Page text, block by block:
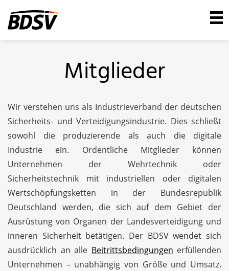
Mitglieder
Wir verstehen uns als Industrieverband der deutschen
Sicherheits- und Verteidigungsindustrie. Dies schließt
sowohl die produzierende als auch die digitale
Industrie ein. Ordentliche Mitglieder können
Unternehmen der Wehrtechnik oder
Sicherheitstechnik mit industriellen oder digitalen
Wertschöpfungsketten in der Bundesrepublik
Deutschland werden, die sich auf dem Gebiet der
Ausrüstung von Organen der Landesverteidigung und
inneren Sicherheit betätigen. Der BDSV wendet sich
ausdrücklich an alle Beitrittsbedingungen erfüllenden
Unternehmen – unabhängig von Größe und Umsatz.